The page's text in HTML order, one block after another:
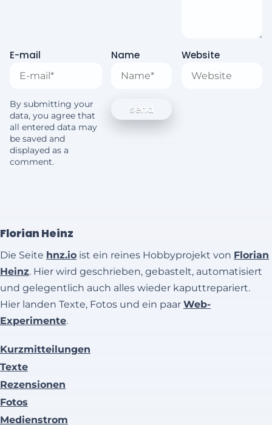
E-mail Name Website
By submitting your
data, you agree that
all entered data may
be saved and
displayed as a
comment.
Florian Heinz
Die Seite hnz.io ist ein reines Hobbyprojekt von Florian
Heinz. Hier wird geschrieben, gebastelt, automatisiert
und gelegentlich auch alles wieder kaputtrepariert.
Hier landen Texte, Fotos und ein paar Web-
Experimente.
Kurzmitteilungen
Texte
Rezensionen
Fotos
Medienstrom